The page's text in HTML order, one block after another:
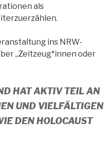
als
ins NRW-
„Zeitzeug*innen oder
HAT AKTIV TEIL AN
UND VIELFÄLTIGEN
DEN HOLOCAUST